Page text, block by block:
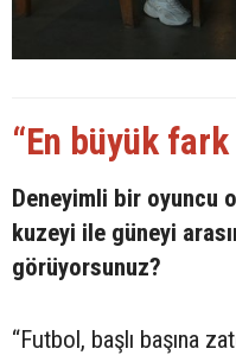
“En büyük
Deneyimli bir oyuncu
kuzeyi ile güneyi
görüyorsunuz?
“Futbol, başlı başına